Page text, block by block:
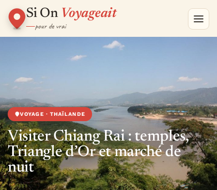
Si On Voyageait
pour de vrai
VOYAGE · THAÏLANDE
Visiter Chiang Rai : temples,
Triangle d’Or et marché de
nuit